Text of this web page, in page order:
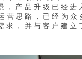
，产品升级已经进
营思路，已经为众
求，并与客户建立